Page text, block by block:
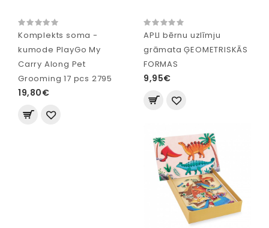
Komplekts soma -
kumode PlayGo My
Carry Along Pet
Grooming 17 pcs 2795
19,80€
APLI bērnu uzlīmju
grāmata ĢEOMETRISKĀS
FORMAS
9,95€